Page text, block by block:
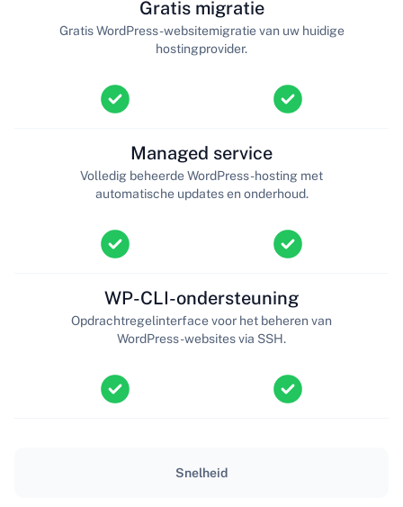
Gratis migratie
Gratis WordPress-websitemigratie van uw huidige
hostingprovider.
Managed service
Volledig beheerde WordPress-hosting met
automatische updates en onderhoud.
WP-CLI-ondersteuning
Opdrachtregelinterface voor het beheren van
WordPress-websites via SSH.
Snelheid